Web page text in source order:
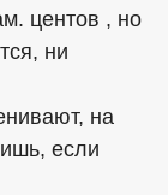
центов , но
ни
на
если